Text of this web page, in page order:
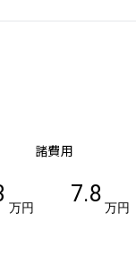
万円
諸費用
7.8
万円